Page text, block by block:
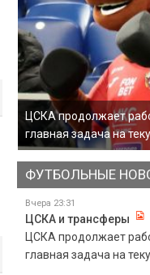
ЦСКА продолжает
главная задача на
ФУТБОЛЬНЫЕ
Вчера 23:31
ЦСКА и трансферы
ЦСКА продолжает
главная задача на